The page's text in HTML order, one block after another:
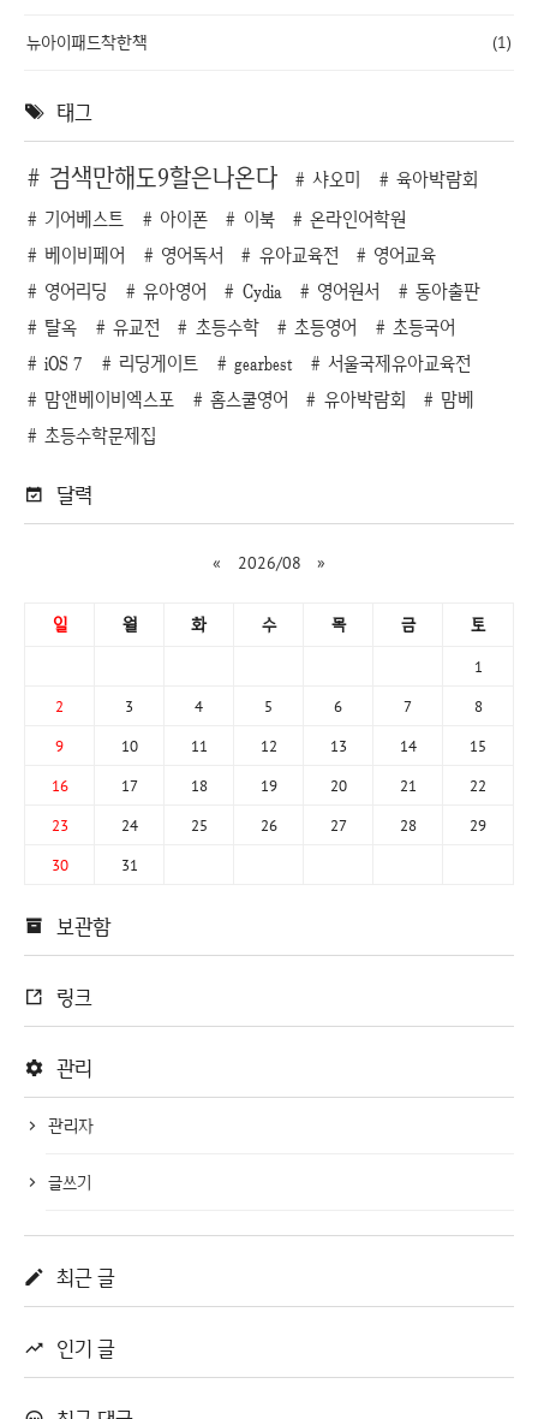
뉴아이패드착한책 (1)
태그
검색만해도9할은나온다 샤오미
육아박람회
기어베스트
아이폰 이북
온라인어학원
베이비페어
영어독서 유아교육전
영어교육
영어리딩
유아영어 Cydia 영어원서
동아출판
탈옥
유교전 초등수학 초등영어
초등국어
iOS 7
리딩게이트 gearbest
서울국제유아교육전
맘앤베이비엑스포
홈스쿨영어 유아박람회
맘베
초등수학문제집
달력
« 2026/08 »
일 월 화 수 목 금 토
1
2 3 4 5 6 7 8
9 10 11 12 13 14 15
16 17 18 19 20 21 22
23 24 25 26 27 28 29
30 31
보관함
링크
관리
관리자
글쓰기
최근 글
인기 글